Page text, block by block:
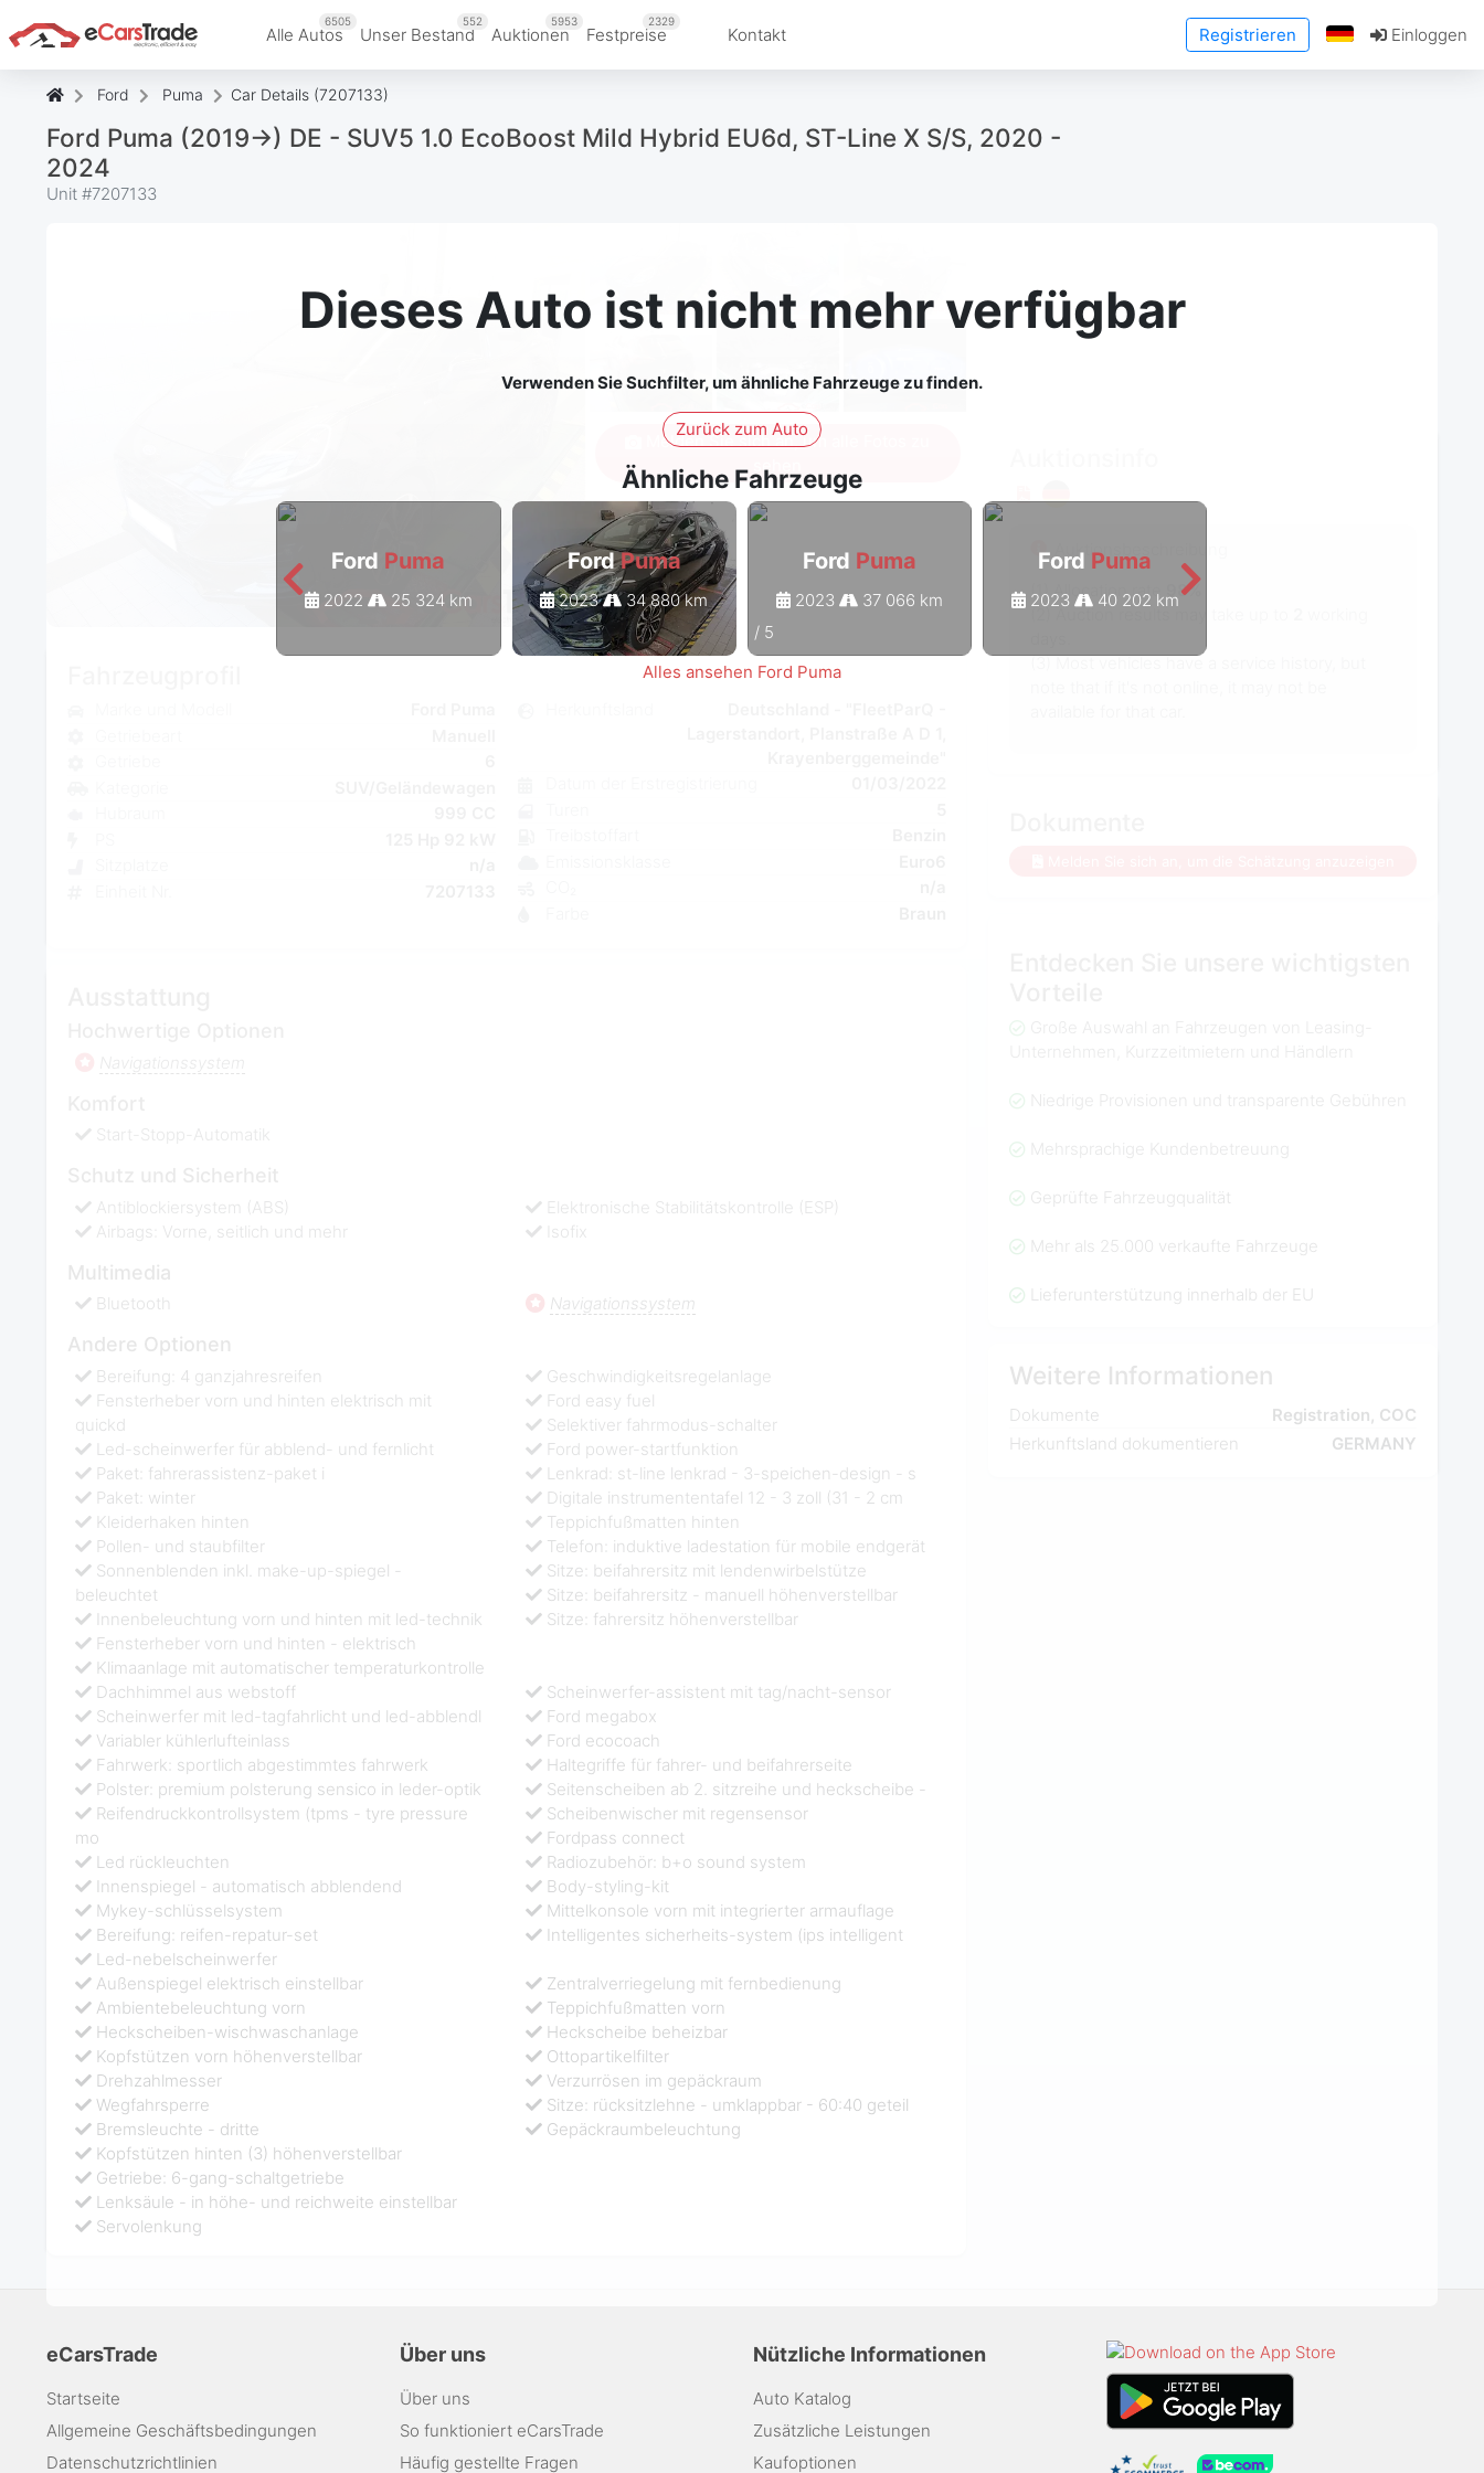
Alle Autos
6505
Unser Bestand
552
Auktionen
5953
Festpreise
2329
Kontakt Registrieren Einloggen
Ford Puma Car Details (7207133)
Ford Puma (2019->) DE - SUV5 1.0 EcoBoost Mild Hybrid EU6d, ST-Line X S/S, 2020 -
2024
Unit #7207133
Dieses Auto ist nicht mehr verfügbar
Verwenden Sie Suchfilter, um ähnliche Fahrzeuge zu finden.
Zurück zum Auto
Ähnliche Fahrzeuge
Ford Puma
2022 25 324 km
FordPuma
2023 34 880 km
Ford Puma
2023 37 066 km
Ford Puma
2023 40 202 km
/ 5
Alles ansehen Ford Puma
Auktionsbeschreibung
(1) Allocation rate
98%
Niedrige Provisionen und transparente Gebühren
Mehrsprachige Kundenbetreuung
Geprüfte Fahrzeugqualität
Mehr als 25.000 verkaufte Fahrzeuge
Lieferunterstützung innerhalb der EU
Weitere Informationen
Dokumente
Registration, COC
Herkunftsland dokumentieren
GERMANY
Melden Sie sich an, um alle Fotos zu
sehen
Start-Stopp-Automatik
Antiblockiersystem (ABS)
Elektronische Stabilitätskontrolle (ESP)
Airbags: Vorne, seitlich und mehr
Isofix
Multimedia
Bluetooth Navigationssystem
Andere Optionen
Bereifung: 4 ganzjahresreifen
Fensterheber vorn und hinten elektrisch mit
quickd
Led-scheinwerfer für abblend- und fernlicht
Paket: fahrerassistenz-paket i
Paket: winter
Kleiderhaken hinten
Pollen- und staubfilter
Sonnenblenden inkl. make-up-spiegel -
beleuchtet
Innenbeleuchtung vorn und hinten mit led-technik
Fensterheber vorn und hinten - elektrisch
Klimaanlage mit automatischer temperaturkontrolle
Geschwindigkeitsregelanlage
Ford easy fuel
Selektiver fahrmodus-schalter
Ford power-startfunktion
Lenkrad: st-line lenkrad - 3-speichen-design - s
Digitale instrumententafel 12 - 3 zoll (31 - 2 cm
Teppichfußmatten hinten
Telefon: induktive ladestation für mobile endgerät
Sitze: beifahrersitz mit lendenwirbelstütze
Sitze: beifahrersitz - manuell höhenverstellbar
Sitze: fahrersitz höhenverstellbar
Dachhimmel aus webstoff
Scheinwerfer mit led-tagfahrlicht und led-abblendl
Variabler kühlerlufteinlass
Fahrwerk: sportlich abgestimmtes fahrwerk
Polster: premium polsterung sensico in leder-optik
Reifendruckkontrollsystem (tpms - tyre pressure
mo
Led rückleuchten
Innenspiegel - automatisch abblendend
Mykey-schlüsselsystem
Bereifung: reifen-repatur-set
Led-nebelscheinwerfer
Scheinwerfer-assistent mit tag/nacht-sensor
Ford megabox
Ford ecocoach
Haltegriffe für fahrer- und beifahrerseite
Seitenscheiben ab 2. sitzreihe und heckscheibe -
Scheibenwischer mit regensensor
Fordpass connect
Radiozubehör: b+o sound system
Body-styling-kit
Mittelkonsole vorn mit integrierter armauflage
Intelligentes sicherheits-system (ips intelligent
Außenspiegel elektrisch einstellbar
Ambientebeleuchtung vorn
Heckscheiben-wischwaschanlage
Kopfstützen vorn höhenverstellbar
Drehzahlmesser
Wegfahrsperre
Bremsleuchte - dritte
Kopfstützen hinten (3) höhenverstellbar
Getriebe: 6-gang-schaltgetriebe
Lenksäule - in höhe- und reichweite einstellbar
Servolenkung
Zentralverriegelung mit fernbedienung
Teppichfußmatten vorn
Heckscheibe beheizbar
Ottopartikelfilter
Verzurrösen im gepäckraum
Sitze: rücksitzlehne - umklappbar - 60:40 geteil
Gepäckraumbeleuchtung
eCarsTrade
Startseite
Allgemeine Geschäftsbedingungen
Datenschutzrichtlinien
Über uns
Über uns
So funktioniert eCarsTrade
Häufig gestellte Fragen
Nützliche Informationen
Auto Katalog
Zusätzliche Leistungen
Kaufoptionen